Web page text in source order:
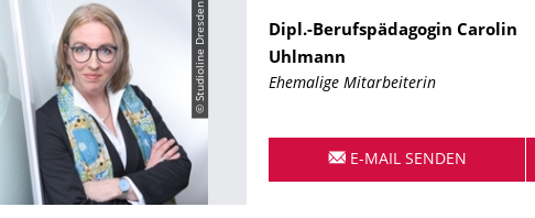
© Studioline Dresden Name
Dipl.-Berufspädagogin Carolin
Uhlmann
Ehemalige Mitarbeiterin
E-MAIL SENDEN